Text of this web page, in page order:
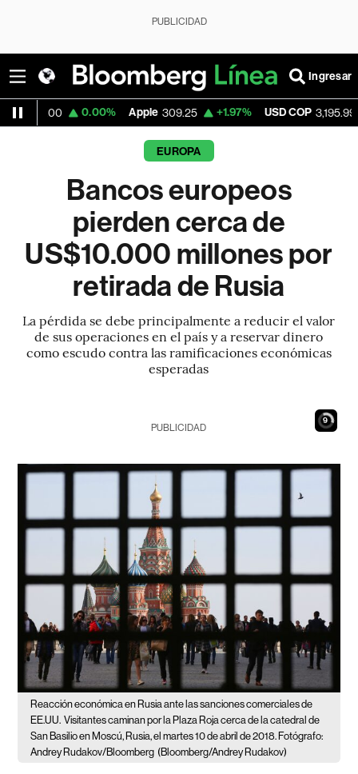
PUBLICIDAD
Ingresar
0.00% Apple 309.25 +1.97% USD COP 3,195.99 -1.14%
EUROPA
Bancos europeos
pierden cerca de
US$10.000 millones por
retirada de Rusia
La pérdida se debe principalmente a reducir el valor
de sus operaciones en el país y a reservar dinero
como escudo contra las ramificaciones económicas
esperadas
8
PUBLICIDAD
Reacción económica en Rusia ante las sanciones comerciales de
EE.UU. Visitantes caminan por la Plaza Roja cerca de la catedral de
San Basilio en Moscú, Rusia, el martes 10 de abril de 2018. Fotógrafo:
Andrey Rudakov/Bloomberg (Bloomberg/Andrey Rudakov)